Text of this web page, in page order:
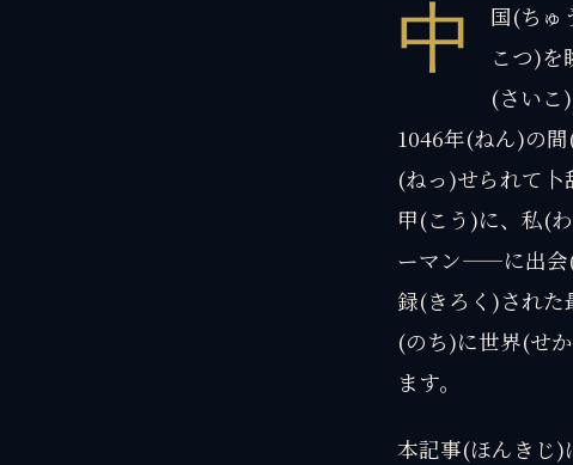
中
国(ちゅ
こつ)を
(さいこ
1046年(ねん)の
(ねっ)せられて
甲(こう)に、私(
ーマン——に出会(
録(きろく)され
(のち)に世界(せ
ます。
本記事(ほんきじ